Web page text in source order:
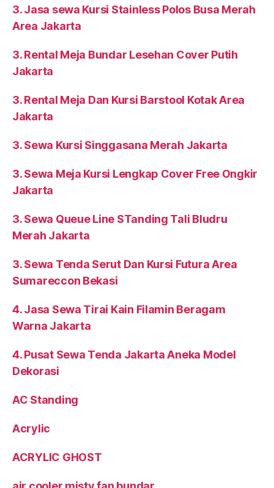
3. Jasa sewa Kursi Stainless Polos Busa Merah
Area Jakarta
3. Rental Meja Bundar Lesehan Cover Putih
Jakarta
3. Rental Meja Dan Kursi Barstool Kotak Area
Jakarta
3. Sewa Kursi Singgasana Merah Jakarta
3. Sewa Meja Kursi Lengkap Cover Free Ongkir
Jakarta
3. Sewa Queue Line STanding Tali Bludru
Merah Jakarta
3. Sewa Tenda Serut Dan Kursi Futura Area
Sumareccon Bekasi
4. Jasa Sewa Tirai Kain Filamin Beragam
Warna Jakarta
4. Pusat Sewa Tenda Jakarta Aneka Model
Dekorasi
AC Standing
Acrylic
ACRYLIC GHOST